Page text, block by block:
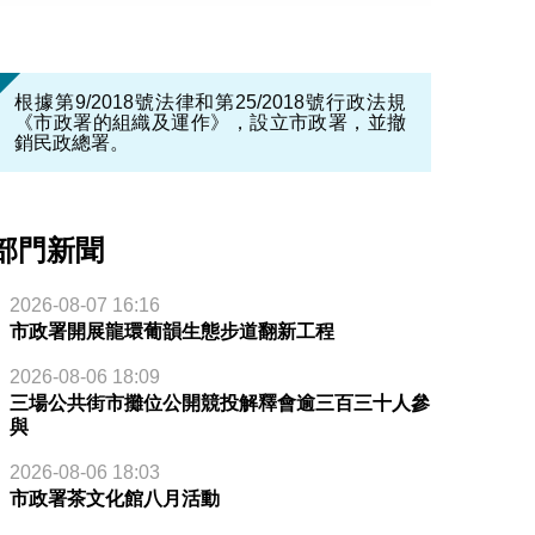
根據第9/2018號法律和第25/2018號行政法規
《市政署的組織及運作》，設立市政署，並撤
銷民政總署。
門新聞
2026-08-07 16:16
市政署開展龍環葡韻生態步道翻新工程
2026-08-06 18:09
三場公共街市攤位公開競投解釋會逾三百三十人參
與
2026-08-06 18:03
市政署茶文化館八月活動